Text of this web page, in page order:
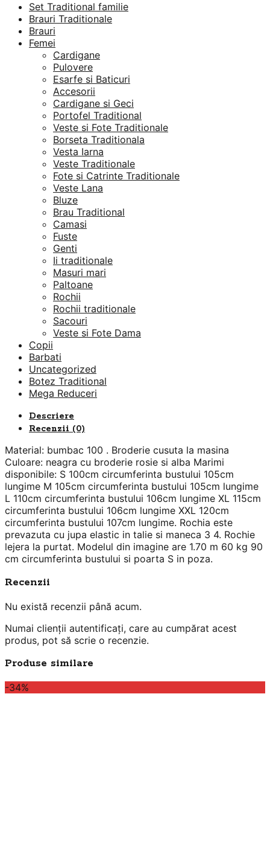
Set Traditional familie
Brauri Traditionale
Brauri
Femei
Cardigane
Pulovere
Esarfe si Baticuri
Accesorii
Cardigane si Geci
Portofel Traditional
Veste si Fote Traditionale
Borseta Traditionala
Vesta Iarna
Veste Traditionale
Fote si Catrinte Traditionale
Veste Lana
Bluze
Brau Traditional
Camasi
Fuste
Genti
Ii traditionale
Masuri mari
Paltoane
Rochii
Rochii traditionale
Sacouri
Veste si Fote Dama
Copii
Barbati
Uncategorized
Botez Traditional
Mega Reduceri
Descriere
Recenzii (0)
Material: bumbac 100 . Broderie cusuta la masina
Culoare: neagra cu broderie rosie si alba Marimi
disponibile: S 100cm circumferinta bustului 105cm
lungime M 105cm circumferinta bustului 105cm lungime
L 110cm circumferinta bustului 106cm lungime XL 115cm
circumferinta bustului 106cm lungime XXL 120cm
circumferinta bustului 107cm lungime. Rochia este
prevazuta cu jupa elastic in talie si maneca 3 4. Rochie
lejera la purtat. Modelul din imagine are 1.70 m 60 kg 90
cm circumferinta bustului si poarta S in poza.
Recenzii
Nu există recenzii până acum.
Numai clienții autentificați, care au cumpărat acest
produs, pot să scrie o recenzie.
Produse similare
-34%